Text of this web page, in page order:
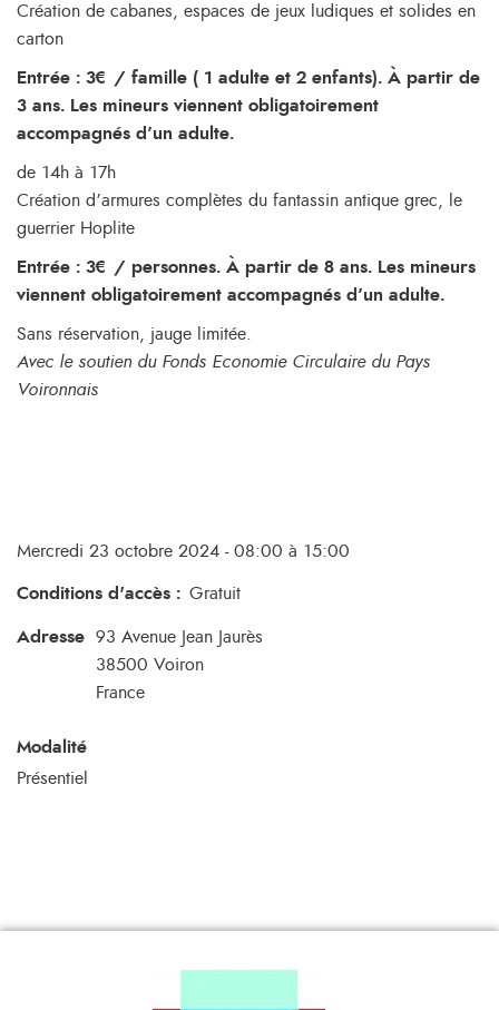
Création de cabanes, espaces de jeux ludiques et solides en
carton
Entrée : 3€ / famille ( 1 adulte et 2 enfants). À partir de
3 ans. Les mineurs viennent obligatoirement
accompagnés d’un adulte.
de 14h à 17h
Création d’armures complètes du fantassin antique grec, le
guerrier Hoplite
Entrée : 3€ / personnes. À partir de 8 ans. Les mineurs
viennent obligatoirement accompagnés d’un adulte.
Sans réservation, jauge limitée.
Avec le soutien du Fonds Economie Circulaire du Pays
Voironnais
Mercredi 23 octobre 2024 - 08:00 à 15:00
Conditions d'accès : Gratuit
Adresse
93 Avenue Jean Jaurès
38500 Voiron
France
Modalité
Présentiel